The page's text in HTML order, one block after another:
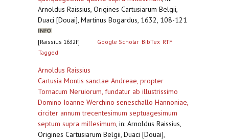
Arnoldus Raissius, Origines Cartusiarum Belgii,
Duaci [Douai], Martinus Bogardus, 1632, 108-121
[Raissius 1632f] Google Scholar BibTex RTF
Tagged
Arnoldus Raissius
Cartusia Montis sanctae Andreae, propter
Tornacum Neruiorum, fundatur ab illustrissimo
Domino Ioanne Werchino seneschallo Hannoniae,
circiter annum trecentesimum septuagesimum
septum supra millesimum, in: Arnoldus Raissius,
Origines Cartusiarum Belgii, Duaci [Douai],